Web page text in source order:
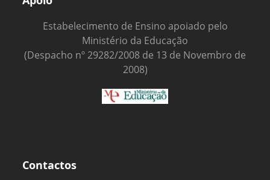
Estabelecimento de Ensino apoiado pelo
Ministério da Educação
(Despacho nº 29282/2008 de 13 de Novembro de
2008)
Contactos